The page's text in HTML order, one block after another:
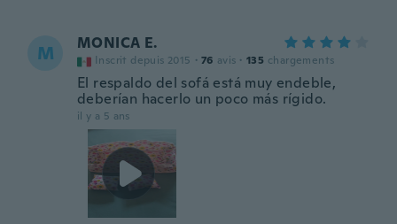
M MONICA E.
Inscrit depuis 2015 · 76 avis · 135 chargements
El respaldo del sofá está muy endeble,
deberían hacerlo un poco más rígido.
il y a 5 ans